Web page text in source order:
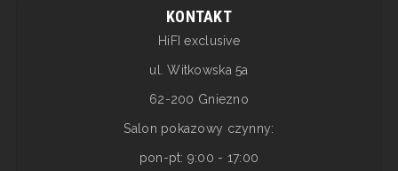
KONTAKT
HiFI exclusive
ul. Witkowska 5a
62-200 Gniezno
Salon pokazowy czynny:
pon-pt: 9:00 - 17:00